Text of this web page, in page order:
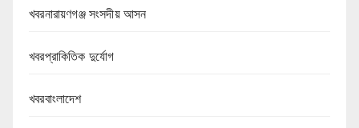
খবরনারায়ণগঞ্জ সংসদীয় আসন
খবরপ্রাকিতিক দুর্যোগ
খবরবাংলাদেশ